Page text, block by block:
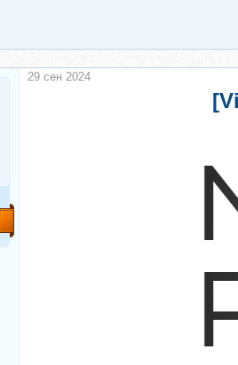
29 сен 2024